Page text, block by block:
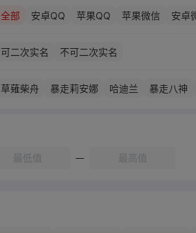
全部 安卓QQ 苹果QQ 苹果微信 安卓
可二次实名 不可二次实名
草薙柴舟 暴走莉安娜 哈迪兰 暴走八神